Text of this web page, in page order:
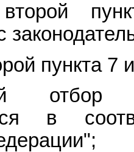
пункта 7
отбор
в